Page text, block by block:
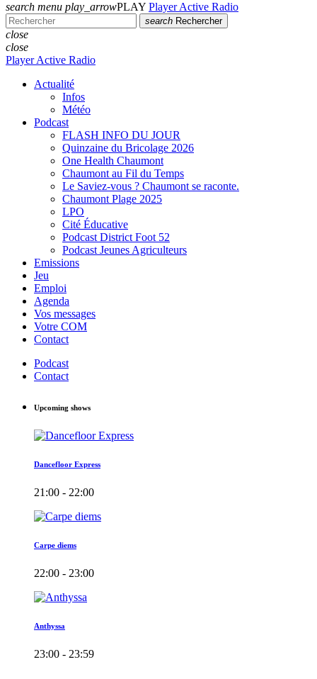
search menu play_arrowPLAY Player Active Radio
search Rechercher
close
close
Player Active Radio
Actualité
Infos
Météo
Podcast
FLASH INFO DU JOUR
Quinzaine du Bricolage 2026
One Health Chaumont
Chaumont au Fil du Temps
Le Saviez-vous ? Chaumont se raconte.
Chaumont Plage 2025
LPO
Cité Éducative
Podcast District Foot 52
Podcast Jeunes Agriculteurs
Emissions
Jeu
Emploi
Agenda
Vos messages
Votre COM
Contact
Podcast
Contact
Upcoming shows
Dancefloor Express
21:00 - 22:00
Carpe diems
22:00 - 23:00
Anthyssa
23:00 - 23:59